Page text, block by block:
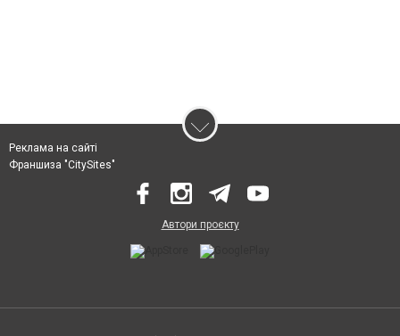
Реклама на сайті
Франшиза "CitySites"
Автори проєкту